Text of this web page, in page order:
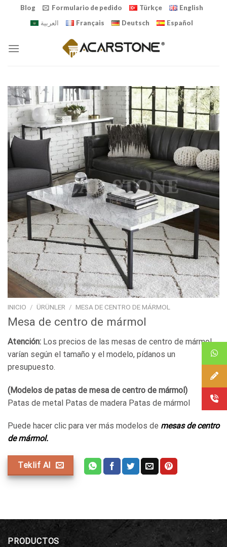
Blog Formulario de pedido Türkçe
English
العربية
Français Deutsch Español
INICIO / ÜRÜNLER / MESA DE CENTRO DE MÁRMOL
Mesa de centro de mármol
Atención: Los precios de las mesas de centro de mármol
varían según el tamaño y el modelo, pídanos un
presupuesto.
(Modelos de patas de mesa de centro de mármol)
Patas de metal Patas de madera Patas de mármol
Puede hacer clic para ver más modelos de mesas de centro
de mármol.
Teklif Al
PRODUCTOS